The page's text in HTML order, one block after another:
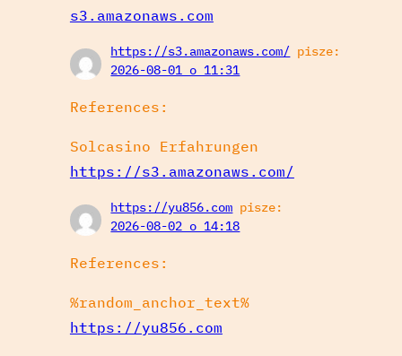
s3.amazonaws.com
https://s3.amazonaws.com/ pisze:
2026-08-01 o 11:31
References:
Solcasino Erfahrungen
https://s3.amazonaws.com/
https://yu856.com pisze:
2026-08-02 o 14:18
References:
%random_anchor_text%
https://yu856.com